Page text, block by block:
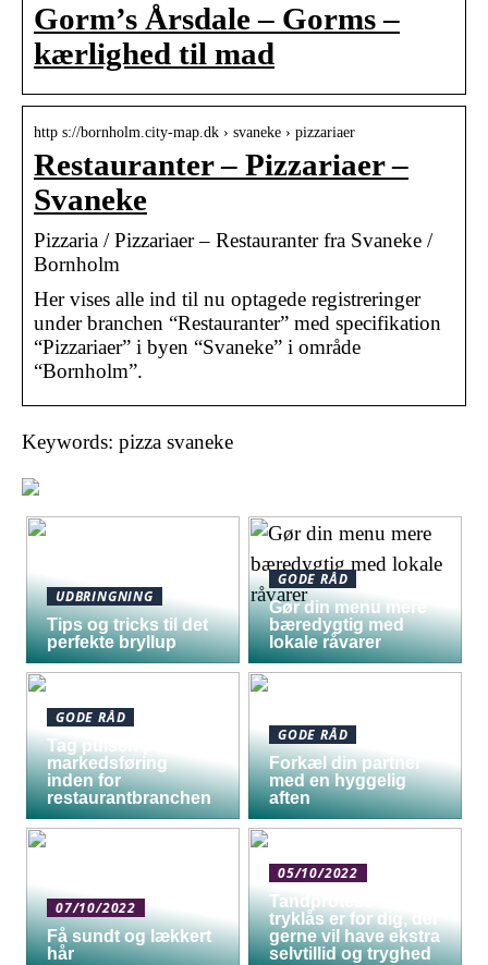
Gorm’s Årsdale – Gorms –
kærlighed til mad
http s://bornholm.city-map.dk › svaneke › pizzariaer
Restauranter – Pizzariaer –
Svaneke
Pizzaria / Pizzariaer – Restauranter fra Svaneke /
Bornholm
Her vises alle ind til nu optagede registreringer
under branchen “Restauranter” med specifikation
“Pizzariaer” i byen “Svaneke” i område
“Bornholm”.
Keywords: pizza svaneke
UDBRINGNING
Tips og tricks til det
perfekte bryllup
GODE RÅD
Gør din menu mere
bæredygtig med
lokale råvarer
GODE RÅD
Tag pulsen på digital
markedsføring
inden for
restaurantbranchen
GODE RÅD
Forkæl din partner
med en hyggelig
aften
07/10/2022
Få sundt og lækkert
hår
05/10/2022
Tandprotese med
tryklås er for dig, der
gerne vil have ekstra
selvtillid og tryghed